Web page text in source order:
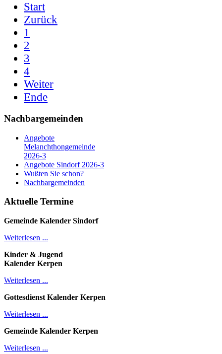
Start
Zurück
1
2
3
4
Weiter
Ende
Nachbargemeinden
Angebote
Melanchthongemeinde
2026-3
Angebote Sindorf 2026-3
Wußten Sie schon?
Nachbargemeinden
Aktuelle Termine
Gemeinde Kalender Sindorf
Weiterlesen ...
Kinder & Jugend
Kalender Kerpen
Weiterlesen ...
Gottesdienst Kalender Kerpen
Weiterlesen ...
Gemeinde Kalender Kerpen
Weiterlesen ...